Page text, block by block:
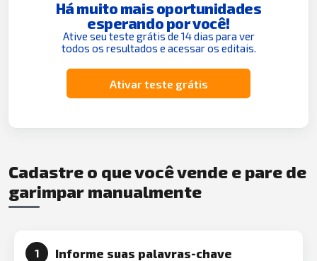
Há muito mais oportunidades
esperando por você!
Ative seu teste grátis de 14 dias para ver
todos os resultados e acessar os editais.
Ativar teste grátis
Cadastre o que você vende e pare de
garimpar manualmente
1 Informe suas palavras-chave